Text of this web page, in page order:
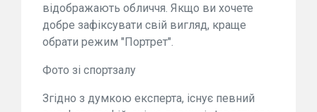
відображають обличчя. Якщо ви хочете
добре зафіксувати свій вигляд, краще
обрати режим "Портрет".
Фото зі спортзалу
Згідно з думкою експерта, існує певний